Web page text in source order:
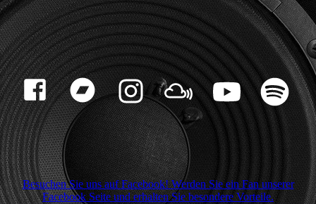
Besuchen Sie uns auf Facebook! Werden Sie ein Fan unserer
Facebook Seite und erhalten Sie besondere Vorteile.